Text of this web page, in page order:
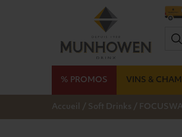
% PROMOS VINS &
Accueil / Soft Drinks /